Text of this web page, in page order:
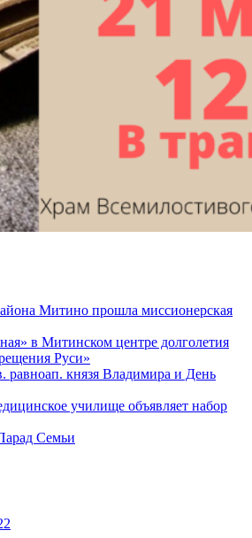
Митино прошла миссионерская
в Митинском центре долголетия
Руси»
равноап. князя Владимира и День
училище объявляет набор
Семьи